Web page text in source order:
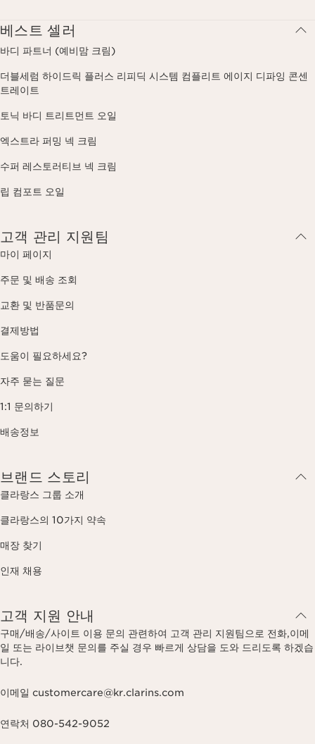
베스트 셀러
바디 파트너 (예비맘 크림)
더블세럼 하이드릭 플러스 리피딕 시스템 컴플리트 에이지 디파잉 콘센
트레이트
토닉 바디 트리트먼트 오일
엑스트라 퍼밍 넥 크림
수퍼 레스토러티브 넥 크림
립 컴포트 오일
고객 관리 지원팀
마이 페이지
주문 및 배송 조회
교환 및 반품문의
결제방법
도움이 필요하세요?
자주 묻는 질문
1:1 문의하기
배송정보
브랜드 스토리
클라랑스 그룹 소개
클라랑스의 10가지 약속
매장 찾기
인재 채용
고객 지원 안내
구매/배송/사이트 이용 문의 관련하여 고객 관리 지원팀으로 전화,이메
일 또는 라이브챗 문의를 주실 경우 빠르게 상담을 도와 드리도록 하겠습
니다.
이메일 customercare@kr.clarins.com
연락처 080-542-9052